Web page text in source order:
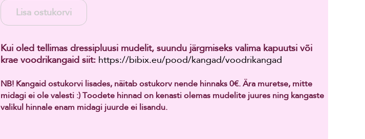
Lisa ostukorvi
Kui oled tellimas dressipluusi mudelit, suundu järgmiseks valima kapuutsi või
krae voodrikangaid siit: https://bibix.eu/pood/kangad/voodrikangad
NB! Kangaid ostukorvi lisades, näitab ostukorv nende hinnaks 0€. Ära muretse, mitte
midagi ei ole valesti :) Toodete hinnad on kenasti olemas mudelite juures ning kangaste
valikul hinnale enam midagi juurde ei lisandu.